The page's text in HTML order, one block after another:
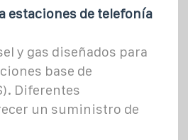
estaciones de telefonía
y gas diseñados para
base de
Diferentes
un suministro de